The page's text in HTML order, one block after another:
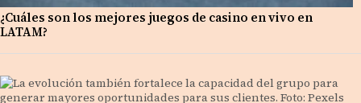
¿Cuáles son los mejores juegos de casino en vivo en
LATAM?